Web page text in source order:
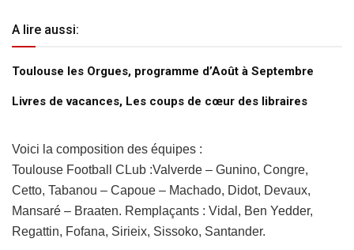
A lire aussi:
Toulouse les Orgues, programme d’Août à Septembre
Livres de vacances, Les coups de cœur des libraires
Voici la composition des équipes :
Toulouse Football CLub :Valverde – Gunino, Congre,
Cetto, Tabanou – Capoue – Machado, Didot, Devaux,
Mansaré – Braaten. Remplaçants : Vidal, Ben Yedder,
Regattin, Fofana, Sirieix, Sissoko, Santander.